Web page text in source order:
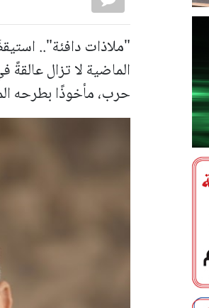
"ملاذات دافئة"..
الماضية لا تزال عالقةً
حرب، مأخوذًا بطرحه